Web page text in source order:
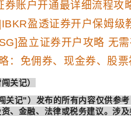
券账户开通最详细流程攻
盈透证券开户保姆级
盈立证券开户攻略 无
：免佣券、现金券、股
关记）
关记"）发布的所有内容仅供参
、金融、法律或税务建议。涉